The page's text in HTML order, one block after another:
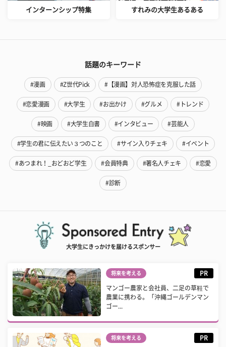
インターンシップ特集 すれみの大学生あるある
話題のキーワード
#漫画 #Z世代Pick #【漫画】対人恐怖症を克服した話
#恋愛漫画 #大学生 #お出かけ #グルメ #トレンド
#映画 #大学生白書 #インタビュー #芸能人
#学生の君に伝えたい３つのこと #サイン入りチェキ #イベント
#あつまれ！_おどおど学生 #会員特典 #著名人チェキ #恋愛
#診断
大学生にきっかけを届けるスポンサー
将来を考える PR
マンゴー農家と会社員、二足の草鞋で
農業に携わる。「沖縄ゴールデンマン
ゴー...
将来を考える PR